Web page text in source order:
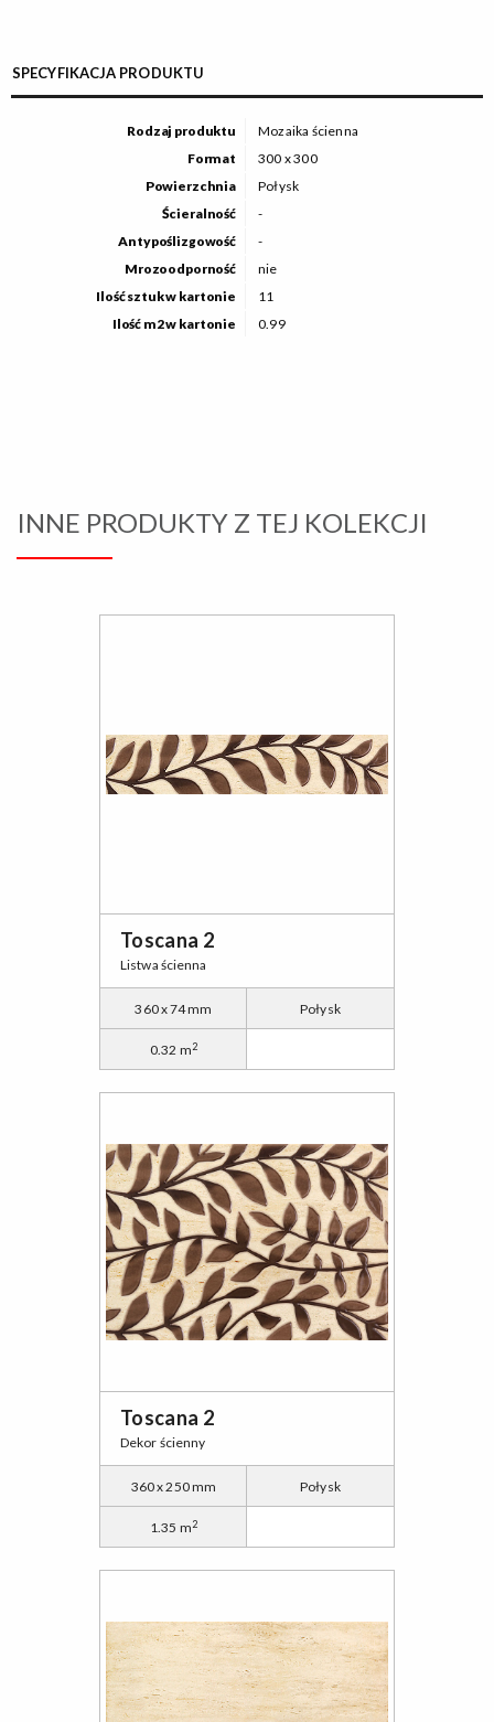
SPECYFIKACJA PRODUKTU
Rodzaj produktu
Mozaika ścienna
Format
300 x 300
Powierzchnia
Połysk
Ścieralność
-
Antypoślizgowość
-
Mrozoodporność
nie
Ilość sztuk w kartonie
11
Ilość m2 w kartonie
0.99
INNE PRODUKTY Z TEJ KOLEKCJI
Toscana 2
Listwa ścienna
360 x 74 mm Połysk
0.32 m2
Toscana 2
Dekor ścienny
360 x 250 mm Połysk
1.35 m2